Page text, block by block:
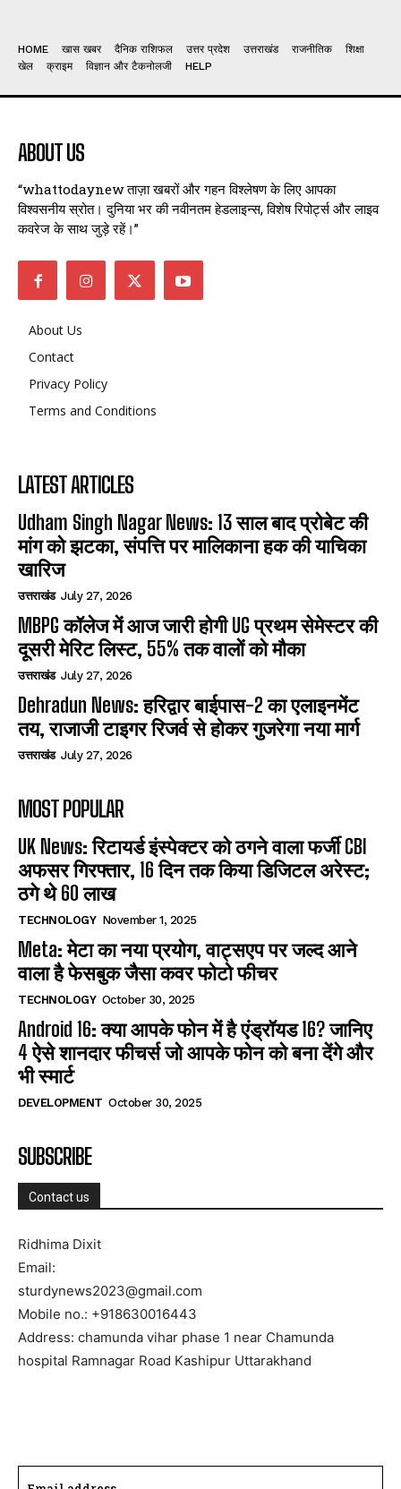
HOME खास खबर दैनिक राशिफल उत्तर प्रदेश उत्तराखंड राजनीतिक
शिक्षा
खेल
क्राइम विज्ञान और टैकनोलजी HELP
ABOUT US
“whattodaynew ताज़ा खबरों और गहन विश्लेषण के लिए आपका
विश्वसनीय स्रोत। दुनिया भर की नवीनतम हेडलाइन्स, विशेष रिपोर्ट्स और लाइव
कवरेज के साथ जुड़े रहें।”
About Us
Contact
Privacy Policy
Terms and Conditions
LATEST ARTICLES
Udham Singh Nagar News: 13 साल बाद प्रोबेट की
मांग को झटका, संपत्ति पर मालिकाना हक की याचिका
खारिज
उत्तराखंड July 27, 2026
MBPG कॉलेज में आज जारी होगी UG प्रथम सेमेस्टर की
दूसरी मेरिट लिस्ट, 55% तक वालों को मौका
उत्तराखंड July 27, 2026
Dehradun News: हरिद्वार बाईपास-2 का एलाइनमेंट
तय, राजाजी टाइगर रिजर्व से होकर गुजरेगा नया मार्ग
उत्तराखंड July 27, 2026
MOST POPULAR
UK News: रिटायर्ड इंस्पेक्टर को ठगने वाला फर्जी CBI
अफसर गिरफ्तार, 16 दिन तक किया डिजिटल अरेस्ट;
ठगे थे 60 लाख
TECHNOLOGY November 1, 2025
Meta: मेटा का नया प्रयोग, वाट्सएप पर जल्द आने
वाला है फेसबुक जैसा कवर फोटो फीचर
TECHNOLOGY October 30, 2025
Android 16: क्या आपके फोन में है एंड्रॉयड 16? जानिए
4 ऐसे शानदार फीचर्स जो आपके फोन को बना देंगे और
भी स्मार्ट
DEVELOPMENT October 30, 2025
SUBSCRIBE
Contact us
Ridhima Dixit
Email:
sturdynews2023@gmail.com
Mobile no.: +918630016443
Address: chamunda vihar phase 1 near Chamunda
hospital Ramnagar Road Kashipur Uttarakhand